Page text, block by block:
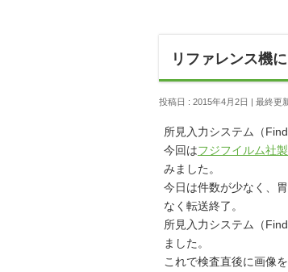
リファレンス機
投稿日 : 2015年4月2日 最終更
所見入力システム（
今回はフジフイルム社
みました。
今日は件数が少なく、
なく転送終了。
所見入力システム（
ました。
これで検査直後に画像